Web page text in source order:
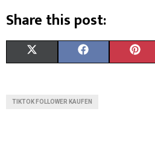
Share this post:
TIKTOK FOLLOWER KAUFEN